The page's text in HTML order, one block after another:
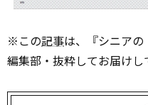
※この記事は、『シニア
編集部・抜粋してお届けし